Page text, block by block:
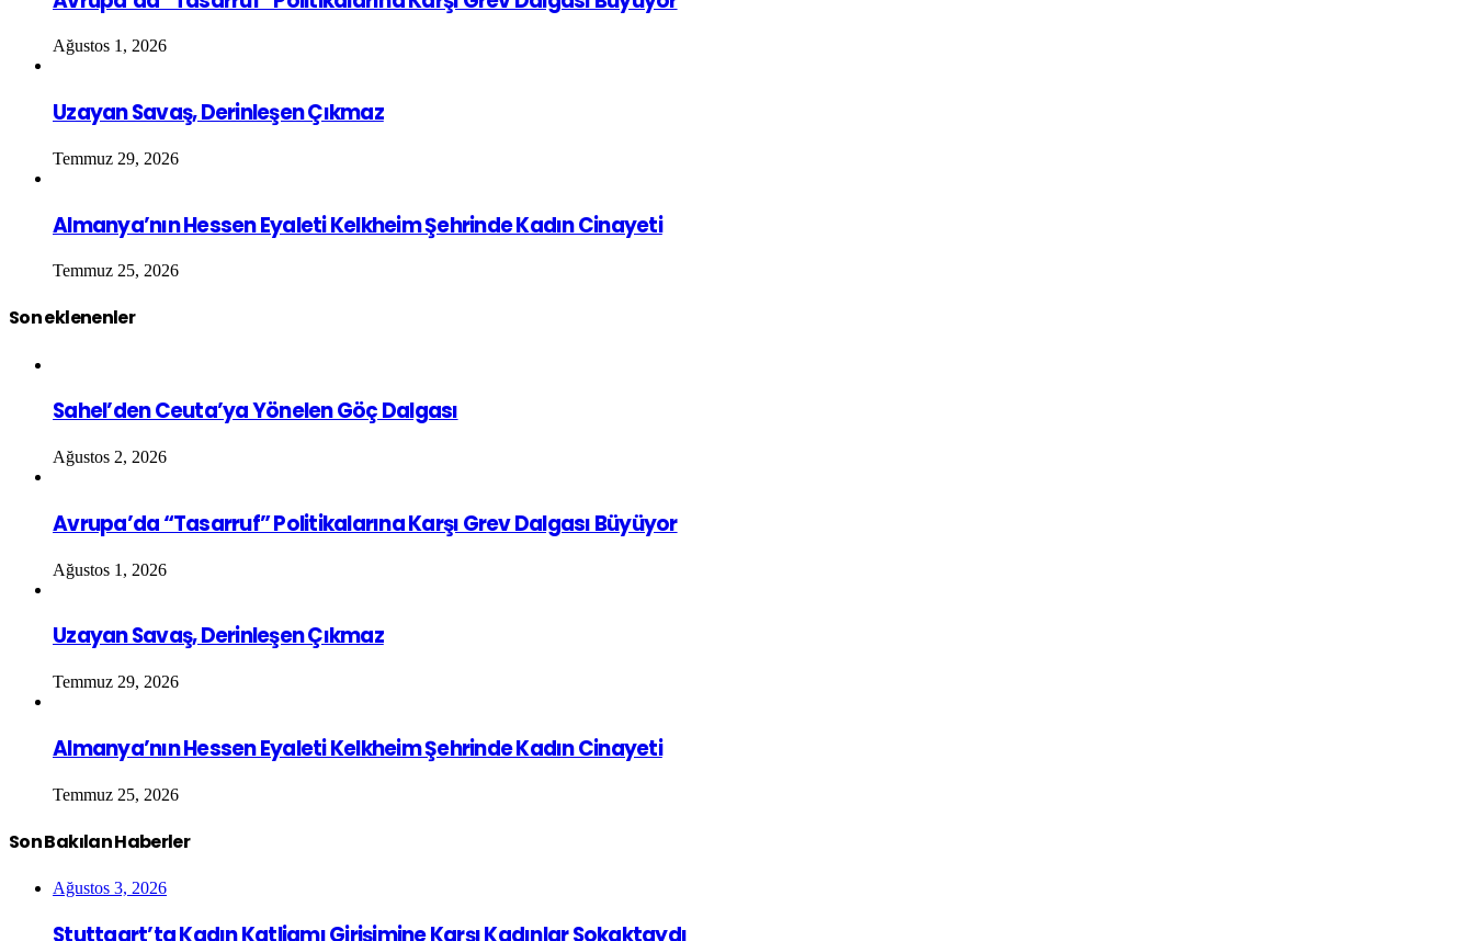
Ağustos 1, 2026
Uzayan Savaş, Derinleşen Çıkmaz
Temmuz 29, 2026
Almanya’nın Hessen Eyaleti Kelkheim Şehrinde Kadın Cinayeti
Temmuz 25, 2026
Son eklenenler
Sahel’den Ceuta’ya Yönelen Göç Dalgası
Ağustos 2, 2026
Avrupa’da “Tasarruf” Politikalarına Karşı Grev Dalgası Büyüyor
Ağustos 1, 2026
Uzayan Savaş, Derinleşen Çıkmaz
Temmuz 29, 2026
Almanya’nın Hessen Eyaleti Kelkheim Şehrinde Kadın Cinayeti
Temmuz 25, 2026
Son Bakılan Haberler
Ağustos 3, 2026
Stuttgart’ta Kadın Katliamı Girişimine Karşı Kadınlar Sokaktaydı